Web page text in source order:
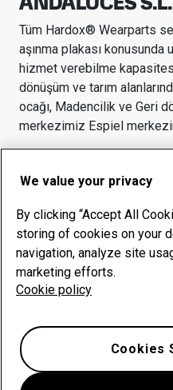
Tüm Hardox® Wearparts
aşınma plakası
hizmet verebilme
dönüşüm ve tarım
ocağı, Madencilik ve Geri
merkezimiz Espiel
ürünler
Çalışma süresi yönetimi
We value your privacy
By clicking “Accept All
storing of cookies on your
navigation, analyze site
marketing efforts.
Cookie policy
Cookies